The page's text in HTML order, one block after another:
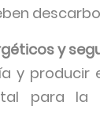
y
y producir
para la